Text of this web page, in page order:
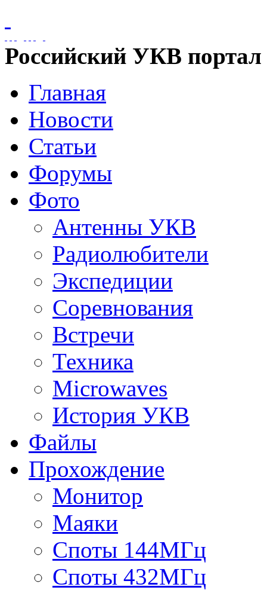
Российский УКВ портал
Главная
Новости
Статьи
Форумы
Фото
Антенны УКВ
Радиолюбители
Экспедиции
Соревнования
Встречи
Техника
Microwaves
История УКВ
Файлы
Прохождение
Монитор
Маяки
Споты 144МГц
Споты 432МГц